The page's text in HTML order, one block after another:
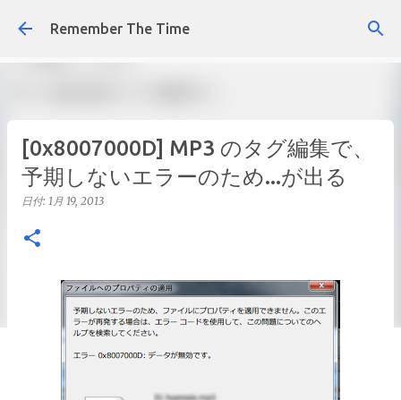
スキップしてメイン コンテンツに移動
Remember The Time
[0x8007000D] MP3 のタグ編集で、
予期しないエラーのため...が出る
日付: 1月 19, 2013